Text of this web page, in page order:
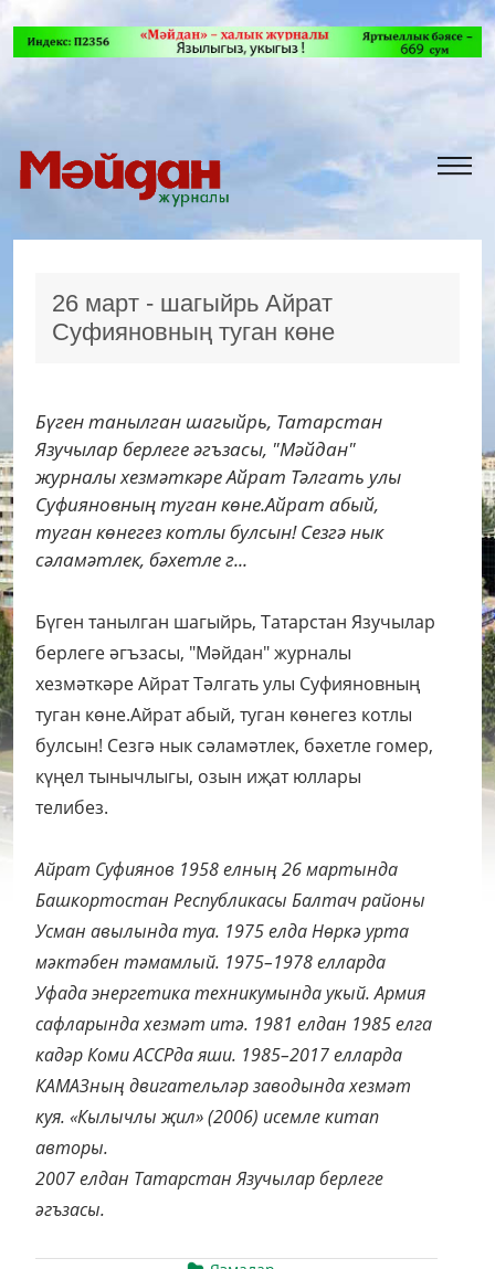
26 март - шагыйрь Айрат
Суфияновның туган көне
Бүген танылган шагыйрь, Татарстан
Язучылар берлеге әгъзасы, "Мәйдан"
журналы хезмәткәре Айрат Тәлгать улы
Суфияновның туган көне.Айрат абый,
туган көнегез котлы булсын! Сезгә нык
сәламәтлек, бәхетле г...
Бүген танылган шагыйрь, Татарстан Язучылар
берлеге әгъзасы, "Мәйдан" журналы
хезмәткәре Айрат Тәлгать улы Суфияновның
туган көне.Айрат абый, туган көнегез котлы
булсын! Сезгә нык сәламәтлек, бәхетле гомер,
күңел тынычлыгы, озын иҗат юллары
телибез.
Айрат Суфиянов 1958 елның 26 мартында
Башкортостан Республикасы Балтач районы
Усман авылында туа. 1975 елда Нөркә урта
мәктәбен тәмамлый. 1975–1978 елларда
Уфада энергетика техникумында укый. Армия
сафларында хезмәт итә. 1981 елдан 1985 елга
кадәр Коми АССРда яши. 1985–2017 елларда
КАМАЗның двигательләр заводында хезмәт
куя. «Кылычлы җил» (2006) исемле китап
авторы.
2007 елдан Татарстан Язучылар берлеге
әгъзасы.